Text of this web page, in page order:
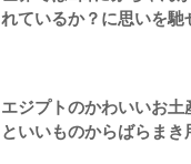
れているか？に思いを馳
エジプトのかわいいお土
といいものからばらまき